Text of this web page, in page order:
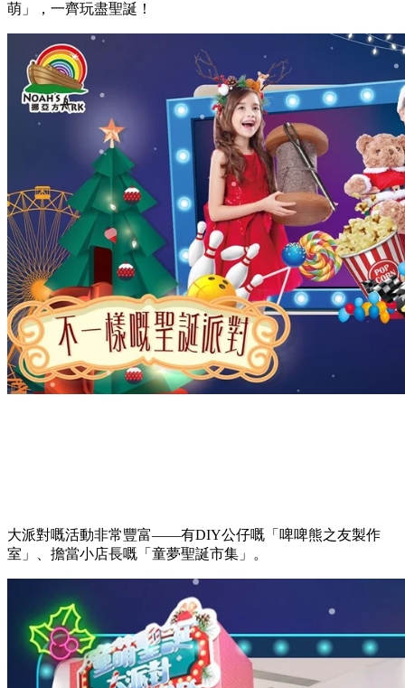
萌」，一齊玩盡聖誕！
大派對嘅活動非常豐富——有DIY公仔嘅「啤啤熊之友製作
室」、擔當小店長嘅「童夢聖誕市集」。